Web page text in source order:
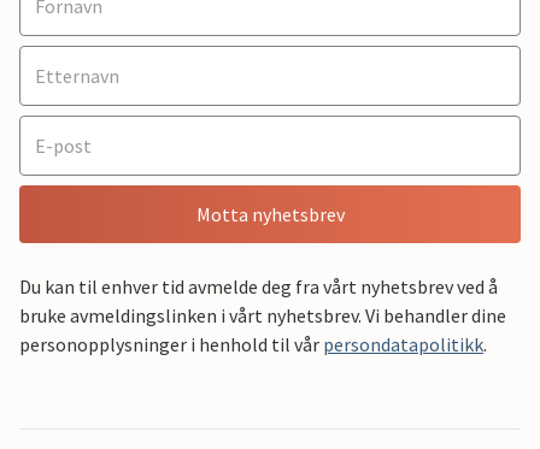
Motta nyhetsbrev
Du kan til enhver tid avmelde deg fra vårt nyhetsbrev ved å
bruke avmeldingslinken i vårt nyhetsbrev. Vi behandler dine
personopplysninger i henhold til vår persondatapolitikk.